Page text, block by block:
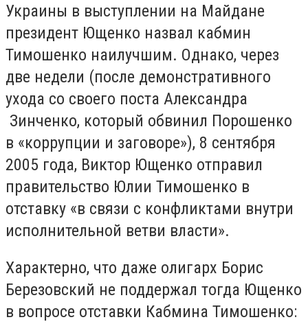
Украины в выступлении на Майдане
президент Ющенко назвал кабмин
Тимошенко наилучшим. Однако, через
две недели (после демонстративного
ухода со своего поста Александра
Зинченко, который обвинил Порошенко
в «коррупции и заговоре»), 8 сентября
2005 года, Виктор Ющенко отправил
правительство Юлии Тимошенко в
отставку «в связи с конфликтами внутри
исполнительной ветви власти».
Характерно, что даже олигарх Борис
Березовский не поддержал тогда Ющенко
в вопросе отставки Кабмина Тимошенко: